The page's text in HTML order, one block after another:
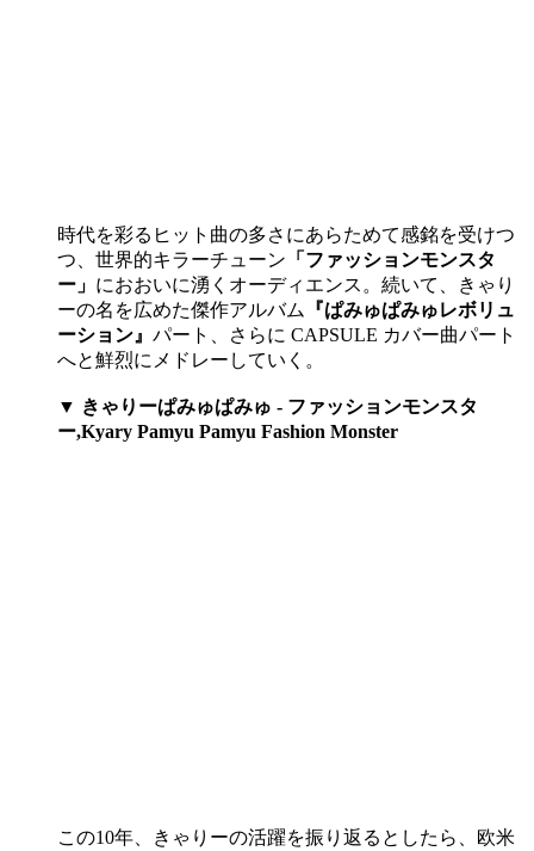
時代を彩るヒット曲の多さにあらためて感銘を受けつ
つ、世界的キラーチューン 「ファッションモンスタ
ー」 におおいに湧くオーディエンス。続いて、きゃり
ーの名を広めた傑作アルバム
『ぱみゅぱみゅレボリュ
ーション』 パート、さらに CAPSULE カバー曲パート
へと鮮烈にメドレーしていく。
▼ きゃりーぱみゅぱみゅ - ファッションモンスタ
ー,Kyary Pamyu Pamyu Fashion Monster​
この10年、きゃりーの活躍を振り返るとしたら、欧米